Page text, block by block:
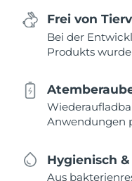
Frei von
Bei der
Produkts
Anwendungen
Hygienisch
Aus